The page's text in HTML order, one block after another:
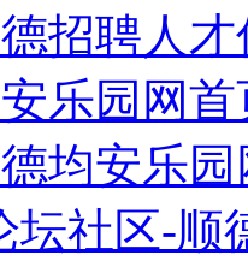
招聘人
乐园网首
均安乐
坛社区-